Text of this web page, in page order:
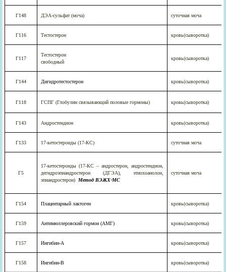
Г148 ДЭА-сульфат (моча) суточная моча
Г116 Тестостерон кровь(сыворотка)
Г117
Тестостерон
свободный
кровь(сыворотка)
Г144 Дигидротестостерон кровь(сыворотка)
Г118 ГСПГ (Глобулин связывающий половые гормоны) кровь(сыворотка)
Г143 Андростендион кровь(сыворотка)
Г133 17-кетостероиды (17-КС) суточная моча
Г5
17-кетостероиды (17-КС – андростерон, андростендион,
дегидроэпиандростерон (ДГЭА), этиохоанолон,
эпиандростерон)
Метод ВЭЖХ-МС
суточная моча
Г154 Плацентарный лактоген кровь(сыворотка)
Г159 Антимюллеровский гормон (АМГ) кровь(сыворотка)
Г157 Ингибин-А кровь(сыворотка)
Г158 Ингибин-B кровь(сыворотка)